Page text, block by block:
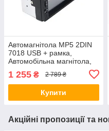
Автомагнітола MP5 2DIN
7018 USB + рамка,
Автомобільна магнітола,
1 255 ₴ 2 789 ₴
Купити
Акційні пропозиції та